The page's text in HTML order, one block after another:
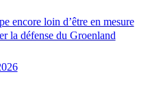
encore loin d’être en mesure
la défense du Groenland